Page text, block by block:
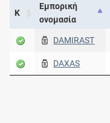
Κ
Εμπορική
ονομασία
DAMIRAST
DAXAS